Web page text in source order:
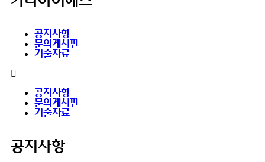
공지사항
문의게시판
기술자료
공지사항
문의게시판
기술자료
공지사항